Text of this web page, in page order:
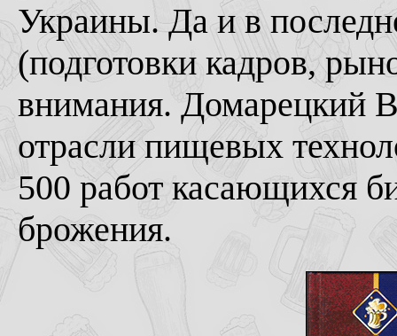
Украины. Да и в
(подготовки кадров,
внимания. Домарецкий
отрасли пищевых
500 работ касающихся
брожения.